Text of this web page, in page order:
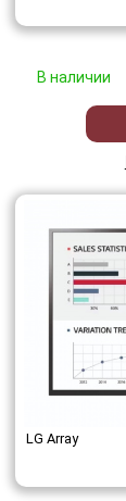
В наличии
LG Array